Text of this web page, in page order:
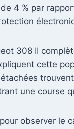
4 % par
308 II
cette
une course
observer le